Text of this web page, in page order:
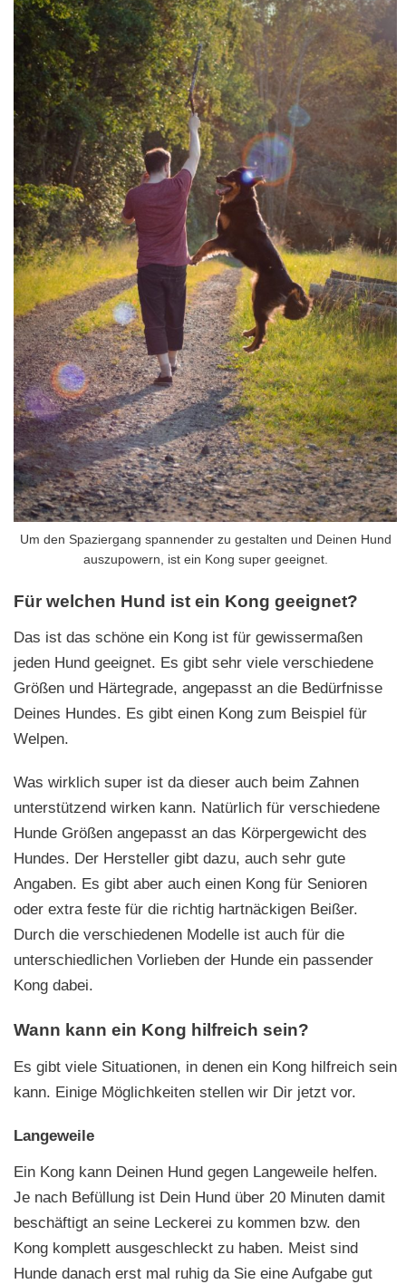
Um den Spaziergang spannender zu gestalten und Deinen Hund
auszupowern, ist ein Kong super geeignet.
Für welchen Hund ist ein Kong geeignet?
Das ist das schöne ein Kong ist für gewissermaßen
jeden Hund geeignet. Es gibt sehr viele verschiedene
Größen und Härtegrade, angepasst an die Bedürfnisse
Deines Hundes. Es gibt einen Kong zum Beispiel für
Welpen.
Was wirklich super ist da dieser auch beim Zahnen
unterstützend wirken kann. Natürlich für verschiedene
Hunde Größen angepasst an das Körpergewicht des
Hundes. Der Hersteller gibt dazu, auch sehr gute
Angaben. Es gibt aber auch einen Kong für Senioren
oder extra feste für die richtig hartnäckigen Beißer.
Durch die verschiedenen Modelle ist auch für die
unterschiedlichen Vorlieben der Hunde ein passender
Kong dabei.
Wann kann ein Kong hilfreich sein?
Es gibt viele Situationen, in denen ein Kong hilfreich sein
kann. Einige Möglichkeiten stellen wir Dir jetzt vor.
Langeweile
Ein Kong kann Deinen Hund gegen Langeweile helfen.
Je nach Befüllung ist Dein Hund über 20 Minuten damit
beschäftigt an seine Leckerei zu kommen bzw. den
Kong komplett ausgeschleckt zu haben. Meist sind
Hunde danach erst mal ruhig da Sie eine Aufgabe gut